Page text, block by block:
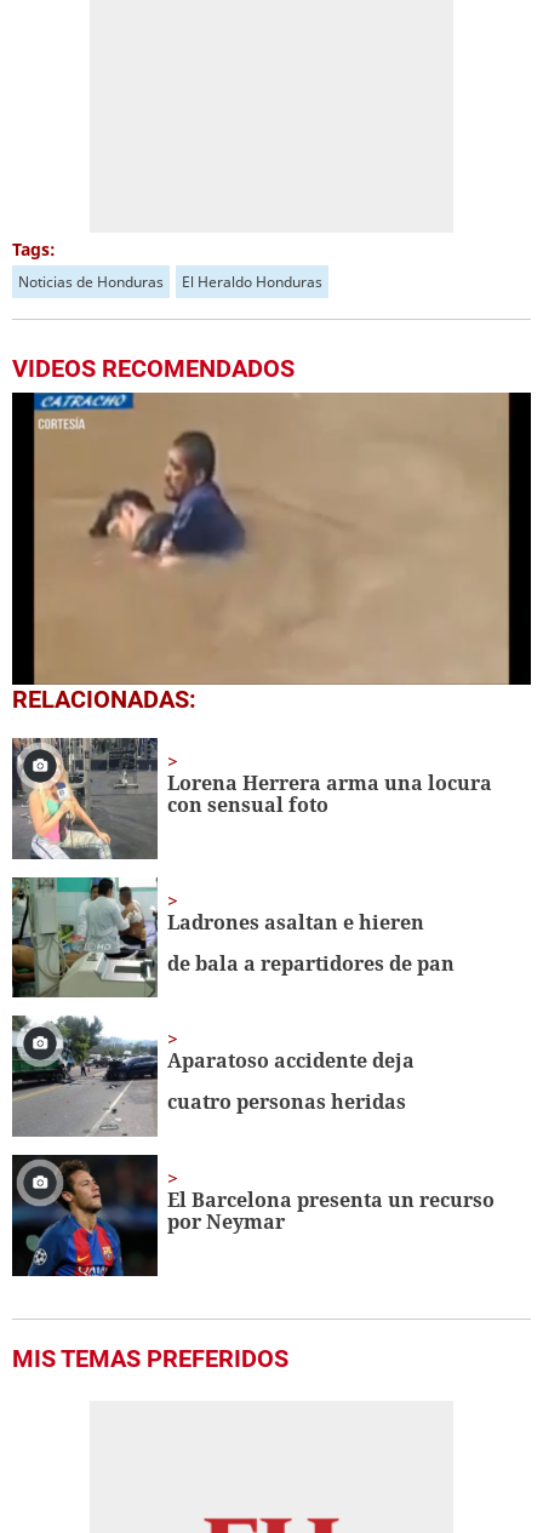
Tags:
Noticias de Honduras El Heraldo Honduras
VIDEOS RECOMENDADOS
0
seconds
1
minute,
1
second
RELACIONADAS:
Lorena Herrera arma una locura
con sensual foto
Ladrones asaltan e hieren
de bala a repartidores de pan
Aparatoso accidente deja
cuatro personas heridas
El Barcelona presenta un recurso
por Neymar
MIS TEMAS PREFERIDOS